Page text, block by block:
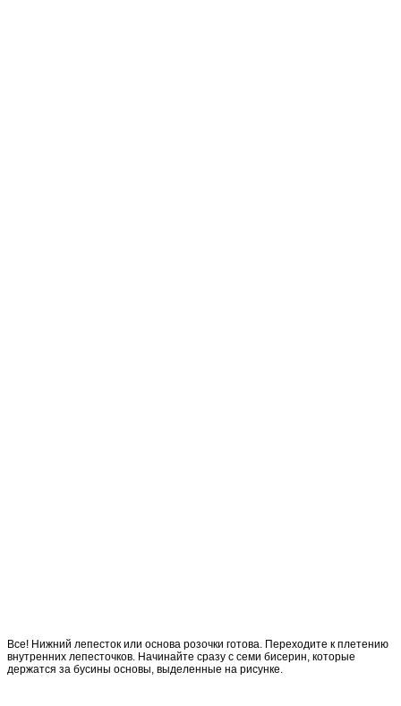
Все! Нижний лепесток или основа розочки готова. Переходите к плетению
внутренних лепесточков. Начинайте сразу с семи бисерин, которые
держатся за бусины основы, выделенные на рисунке.